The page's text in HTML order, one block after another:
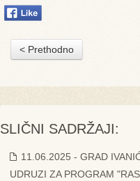
< Prethodno
SLIČNI SADRŽAJI:
11.06.2025 - GRAD
UDRUZI ZA PROGRAM